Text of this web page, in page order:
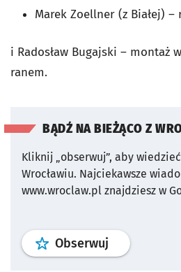
Marek Zoellner (z Białej) –
i Radosław Bugajski – montaż
ranem.
BĄDŹ NA BIEŻĄCO Z
Kliknij „obserwuj”, aby
Wrocławiu. Najciekawsze
www.wroclaw.pl znajdziesz w
Obserwuj profil